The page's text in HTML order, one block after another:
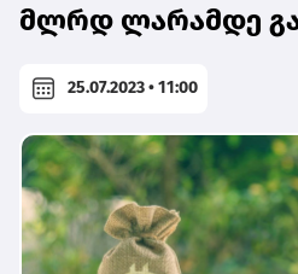
მლრდ ლარამდე
25.07.2023 • 11:00